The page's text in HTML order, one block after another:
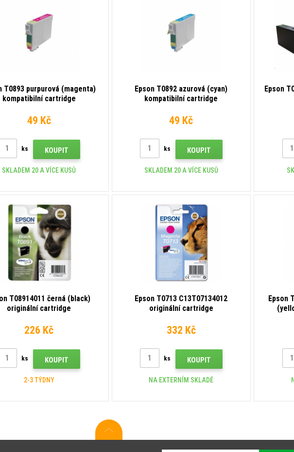
T0893 purpurová (magenta)
kompatibilní cartridge
49 Kč
ks KOUPIT
SKLADEM 20 A VÍCE KUSŮ
Epson T0892 azurová (cyan)
kompatibilní cartridge
49 Kč
ks KOUPIT
SKLADEM 20 A VÍCE KUSŮ
Epson
T08914011 černá (black)
originální cartridge
226 Kč
ks KOUPIT
2-3 TÝDNY
Epson T0713 C13T07134012
originální cartridge
332 Kč
ks KOUPIT
NA EXTERNÍM SKLADĚ
Epson